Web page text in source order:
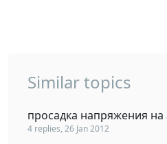
Similar topics
просадка напряжения на
4 replies, 26 Jan 2012